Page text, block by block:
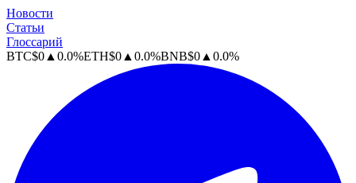
Новости
Статьи
Глоссарий
BTC$0 ▲ 0.0%ETH$0 ▲ 0.0%BNB$0 ▲ 0.0%